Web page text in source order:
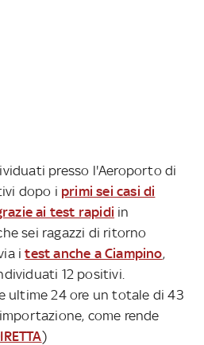
presso l'Aeroporto di
dopo i primi sei casi di
ai test rapidi in
sei ragazzi di ritorno
via itest anche a Ciampino,
12 positivi.
ultime 24 ore un totale di 43
come rende
)